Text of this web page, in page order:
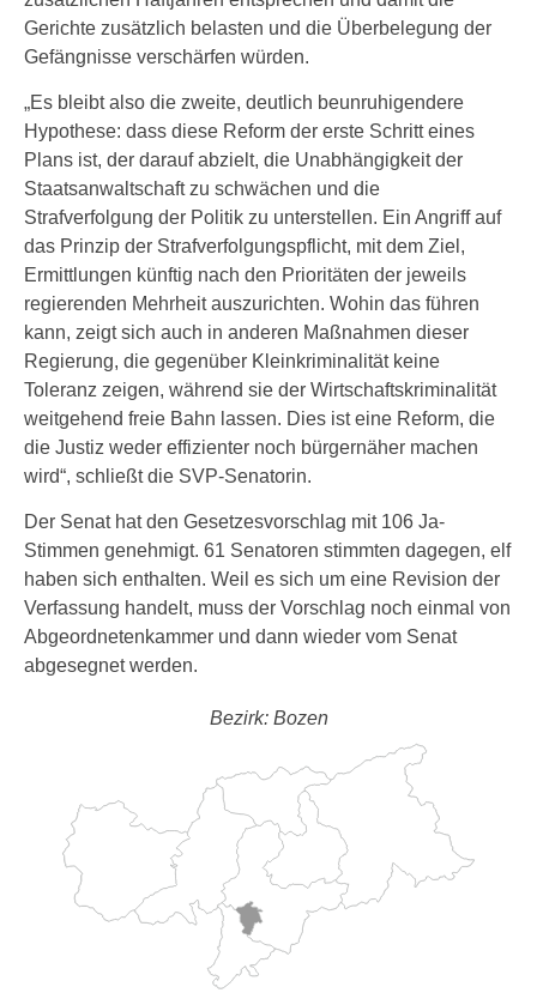
Gerichte zusätzlich belasten und die Überbelegung der
Gefängnisse verschärfen würden.
„Es bleibt also die zweite, deutlich beunruhigendere
Hypothese: dass diese Reform der erste Schritt eines
Plans ist, der darauf abzielt, die Unabhängigkeit der
Staatsanwaltschaft zu schwächen und die
Strafverfolgung der Politik zu unterstellen. Ein Angriff auf
das Prinzip der Strafverfolgungspflicht, mit dem Ziel,
Ermittlungen künftig nach den Prioritäten der jeweils
regierenden Mehrheit auszurichten. Wohin das führen
kann, zeigt sich auch in anderen Maßnahmen dieser
Regierung, die gegenüber Kleinkriminalität keine
Toleranz zeigen, während sie der Wirtschaftskriminalität
weitgehend freie Bahn lassen. Dies ist eine Reform, die
die Justiz weder effizienter noch bürgernäher machen
wird“, schließt die SVP-Senatorin.
Der Senat hat den Gesetzesvorschlag mit 106 Ja-
Stimmen genehmigt. 61 Senatoren stimmten dagegen, elf
haben sich enthalten. Weil es sich um eine Revision der
Verfassung handelt, muss der Vorschlag noch einmal von
Abgeordnetenkammer und dann wieder vom Senat
abgesegnet werden.
Bezirk: Bozen